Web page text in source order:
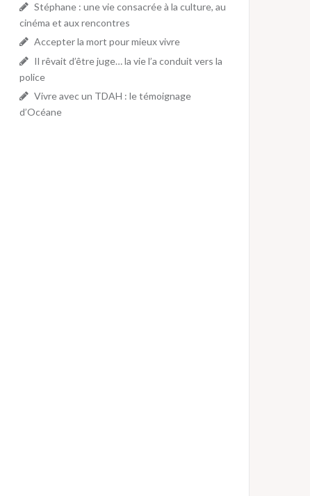
Stéphane : une vie consacrée à la culture, au
cinéma et aux rencontres
Accepter la mort pour mieux vivre
Il rêvait d’être juge… la vie l’a conduit vers la
police
Vivre avec un TDAH : le témoignage
d’Océane